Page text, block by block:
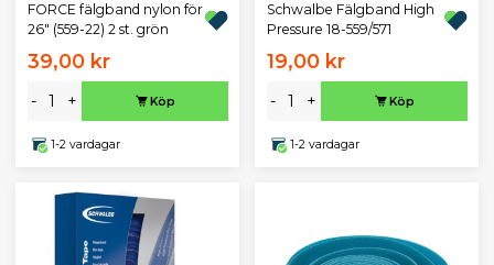
FORCE fälgband nylon för
26" (559-22) 2 st. grön
39,00 kr
- + Köp
1-2 vardagar
Schwalbe Fälgband High
Pressure 18-559/571
19,00 kr
- + Köp
1-2 vardagar